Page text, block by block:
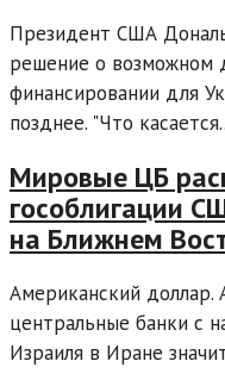
Президент США
решение о возможном
финансировании для
позднее. "Что
Мировые ЦБ
гособлигации
на Ближнем
Американский
центральные банки с
Израиля в Иране